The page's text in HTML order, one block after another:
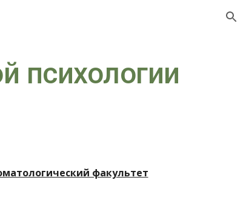
психологии
факультет